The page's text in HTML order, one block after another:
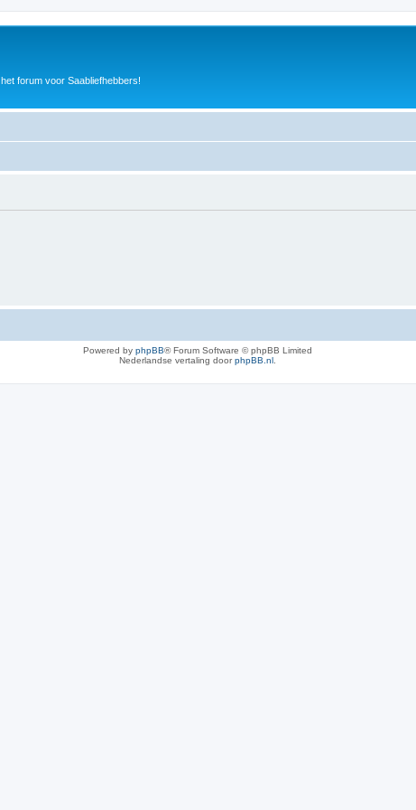
het forum voor Saabliefhebbers!
Powered by phpBB® Forum Software © phpBB Limited
Nederlandse vertaling doorphpBB.nl